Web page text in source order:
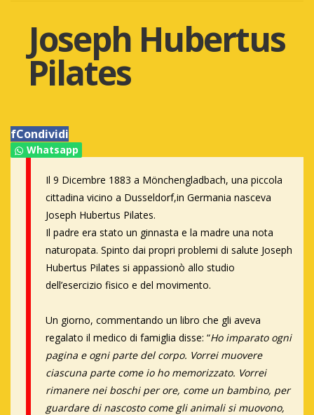
Joseph Hubertus
Pilates
fCondividi
Whatsapp
Il 9 Dicembre 1883 a Mönchengladbach, una piccola
cittadina vicino a Dusseldorf,in Germania nasceva
Joseph Hubertus Pilates.
Il padre era stato un ginnasta e la madre una nota
naturopata. Spinto dai propri problemi di salute Joseph
Hubertus Pilates si appassionò allo studio
dell’esercizio fisico e del movimento.
Un giorno, commentando un libro che gli aveva
regalato il medico di famiglia disse: “Ho imparato ogni
pagina e ogni parte del corpo. Vorrei muovere
ciascuna parte come io ho memorizzato. Vorrei
rimanere nei boschi per ore, come un bambino, per
guardare di nascosto come gli animali si muovono,